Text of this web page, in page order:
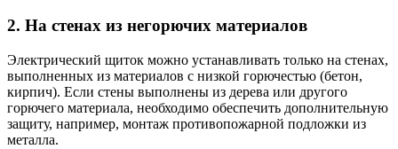
2. На стенах из негорючих материалов
Электрический щиток можно устанавливать только на стенах,
выполненных из материалов с низкой горючестью (бетон,
кирпич). Если стены выполнены из дерева или другого
горючего материала, необходимо обеспечить дополнительную
защиту, например, монтаж противопожарной подложки из
металла.